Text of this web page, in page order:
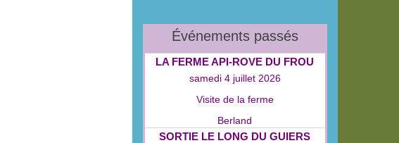
Événements passés
LA FERME API‑ROVE DU FROU
samedi 4 juillet 2026
Visite de la ferme
Berland
SORTIE LE LONG DU GUIERS